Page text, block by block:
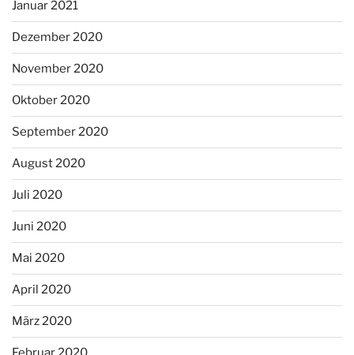
Januar 2021
Dezember 2020
November 2020
Oktober 2020
September 2020
August 2020
Juli 2020
Juni 2020
Mai 2020
April 2020
März 2020